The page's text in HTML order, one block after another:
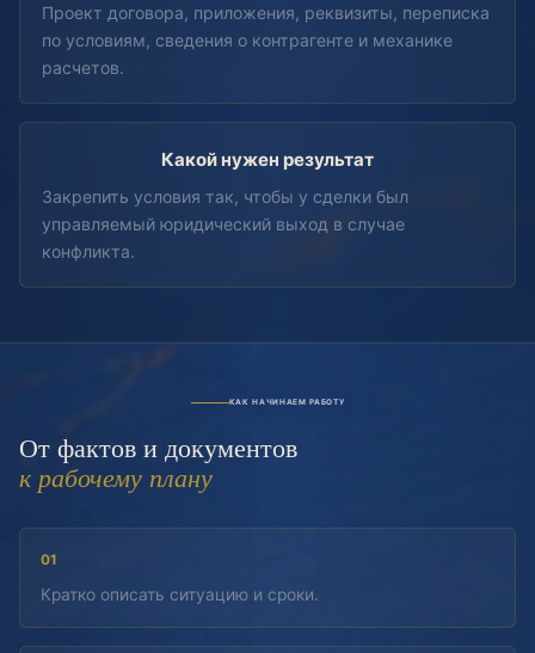
Проект договора, приложения, реквизиты, переписка
по условиям, сведения о контрагенте и механике
расчетов.
Какой нужен результат
Закрепить условия так, чтобы у сделки был
управляемый юридический выход в случае
конфликта.
КАК НАЧИНАЕМ РАБОТУ
От фактов и документов
к рабочему плану
01
Кратко описать ситуацию и сроки.